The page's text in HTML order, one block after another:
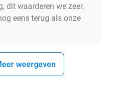
dit waarderen we zeer.
eens terug als onze
weergeven